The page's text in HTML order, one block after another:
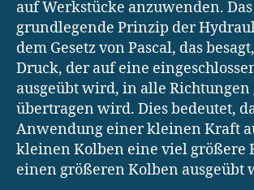
auf Werkstücke anzuwenden. Das
grundlegende Prinzip der
dem Gesetz von Pascal, das
Druck, der auf eine
ausgeübt wird, in alle
übertragen wird. Dies bedeutet,
Anwendung einer kleinen Kraft
kleinen Kolben eine viel größere
einen größeren Kolben ausgeübt